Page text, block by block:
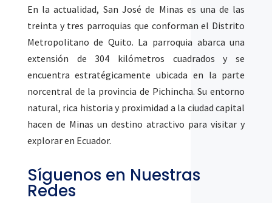
En la actualidad, San José de Minas es una de las
treinta y tres parroquias que conforman el Distrito
Metropolitano de Quito. La parroquia abarca una
extensión de 304 kilómetros cuadrados y se
encuentra estratégicamente ubicada en la parte
norcentral de la provincia de Pichincha. Su entorno
natural, rica historia y proximidad a la ciudad capital
hacen de Minas un destino atractivo para visitar y
explorar en Ecuador.
Síguenos en Nuestras
Redes